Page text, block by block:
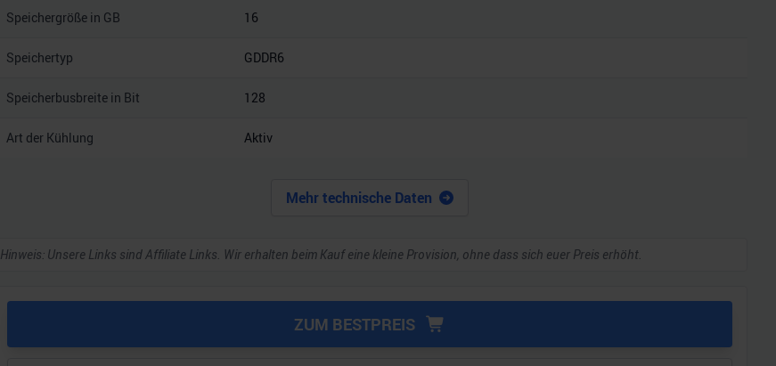
Speichergröße in GB 16
Speichertyp GDDR6
Speicherbusbreite in Bit 128
Art der Kühlung Aktiv
Mehr technische Daten
Hinweis: Unsere Links sind Affiliate Links. Wir erhalten beim Kauf eine kleine Provision, ohne dass sich euer Preis erhöht.
ZUM BESTPREIS